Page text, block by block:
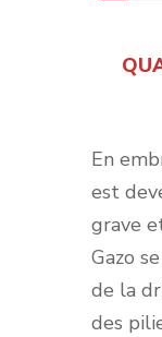
En
est
grave
Gazo
de la
des